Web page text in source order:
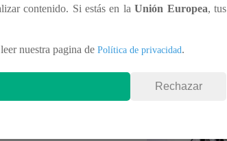
Compartir
alrededor del
maravillosas
más y nada
contenido. Si estás en laUnión Europea, tus
nuestra pagina de Política de privacidad.
Rechazar